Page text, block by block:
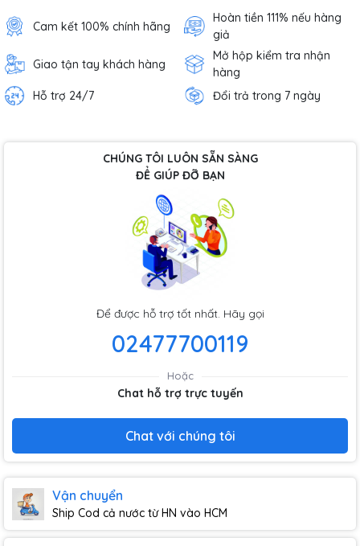
Cam kết 100% chính hãng
Hoàn tiền 111% nếu hàng
giả
Giao tận tay khách hàng
Mở hộp kiểm tra nhận
hàng
Hỗ trợ 24/7
Đổi trả trong 7 ngày
CHÚNG TÔI LUÔN SẴN SÀNG
ĐỂ GIÚP ĐỠ BẠN
Để được hỗ trợ tốt nhất. Hãy gọi
02477700119
Hoặc
Chat hỗ trợ trực tuyến
Chat với chúng tôi
Vận chuyển
Ship Cod cả nước từ HN vào HCM